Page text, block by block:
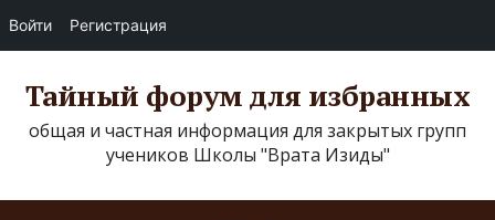
Войти Регистрация
Тайный форум для избранных
общая и частная информация для закрытых групп
учеников Школы "Врата Изиды"